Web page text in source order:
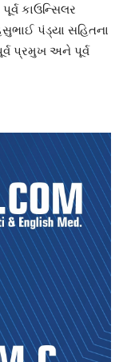
કાઉન્સિલર
પંડ્યા સહિતના
પ્રમુખ અને પૂર્વ